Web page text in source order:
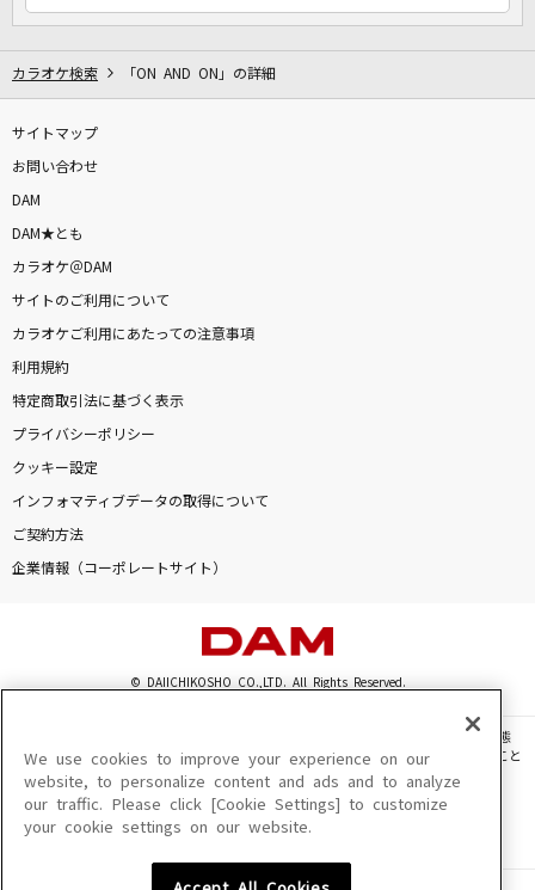
カラオケ検索 「ON AND ON」の詳細
サイトマップ
お問い合わせ
DAM
DAM★とも
カラオケ＠DAM
サイトのご利用について
カラオケご利用にあたっての注意事項
利用規約
特定商取引法に基づく表示
プライバシーポリシー
クッキー設定
インフォマティブデータの取得について
ご契約方法
企業情報（コーポレートサイト）
© DAIICHIKOSHO CO.,LTD. All Rights Reserved.
このサイトに掲載されている一切の文章・画像・写真・動画・音声等を、手段や形態
を問わず、著作権法の定める範囲を超えて無断で複製、転載、ファイル化などすること
を禁じます。
楽曲及びコンテンツは、機種によりご利用いただけない場合があります。
楽曲及びコンテンツの配信日、配信内容が変更になる場合があります。
We use cookies to improve your experience on our
website, to personalize content and ads and to analyze
our traffic. Please click [Cookie Settings] to customize
your cookie settings on our website.